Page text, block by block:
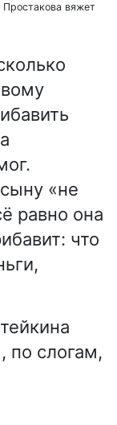
вяжет
«не
равно она
что
по слогам,